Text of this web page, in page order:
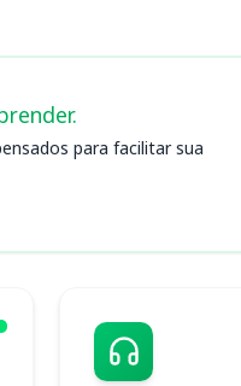
para facilitar sua